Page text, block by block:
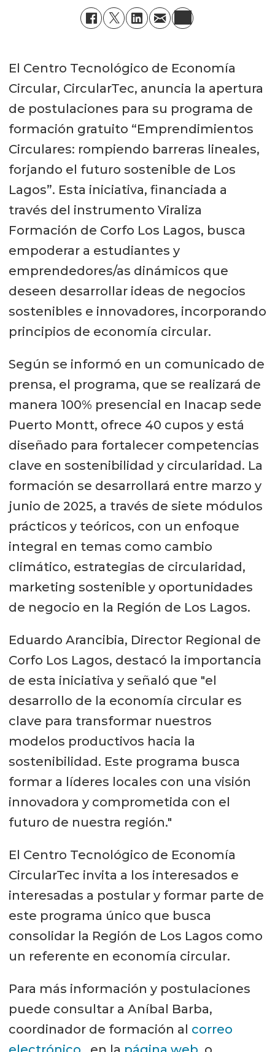
El Centro Tecnológico de Economía
Circular, CircularTec, anuncia la apertura
de postulaciones para su programa de
formación gratuito “Emprendimientos
Circulares: rompiendo barreras lineales,
forjando el futuro sostenible de Los
Lagos”. Esta iniciativa, financiada a
través del instrumento Viraliza
Formación de Corfo Los Lagos, busca
empoderar a estudiantes y
emprendedores/as dinámicos que
deseen desarrollar ideas de negocios
sostenibles e innovadores, incorporando
principios de economía circular.
Según se informó en un comunicado de
prensa, el programa, que se realizará de
manera 100% presencial en Inacap sede
Puerto Montt, ofrece 40 cupos y está
diseñado para fortalecer competencias
clave en sostenibilidad y circularidad. La
formación se desarrollará entre marzo y
junio de 2025, a través de siete módulos
prácticos y teóricos, con un enfoque
integral en temas como cambio
climático, estrategias de circularidad,
marketing sostenible y oportunidades
de negocio en la Región de Los Lagos.
Eduardo Arancibia, Director Regional de
Corfo Los Lagos, destacó la importancia
de esta iniciativa y señaló que "el
desarrollo de la economía circular es
clave para transformar nuestros
modelos productivos hacia la
sostenibilidad. Este programa busca
formar a líderes locales con una visión
innovadora y comprometida con el
futuro de nuestra región."
El Centro Tecnológico de Economía
CircularTec invita a los interesados e
interesadas a postular y formar parte de
este programa único que busca
consolidar la Región de Los Lagos como
un referente en economía circular.
Para más información y postulaciones
puede consultar a Aníbal Barba,
coordinador de formación al correo